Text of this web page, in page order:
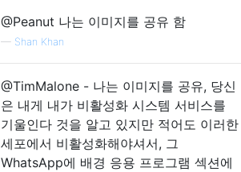
@Peanut 나는 이미지를 공유 함
— Shan Khan
@TimMalone - 나는 이미지를 공유, 당신
은 내게 내가 비활성화 시스템 서비스를
기울인다 것을 알고 있지만 적어도 이러한
세포에서 비활성화해야셔서, 그
WhatsApp에 배경 응용 프로그램 섹션에